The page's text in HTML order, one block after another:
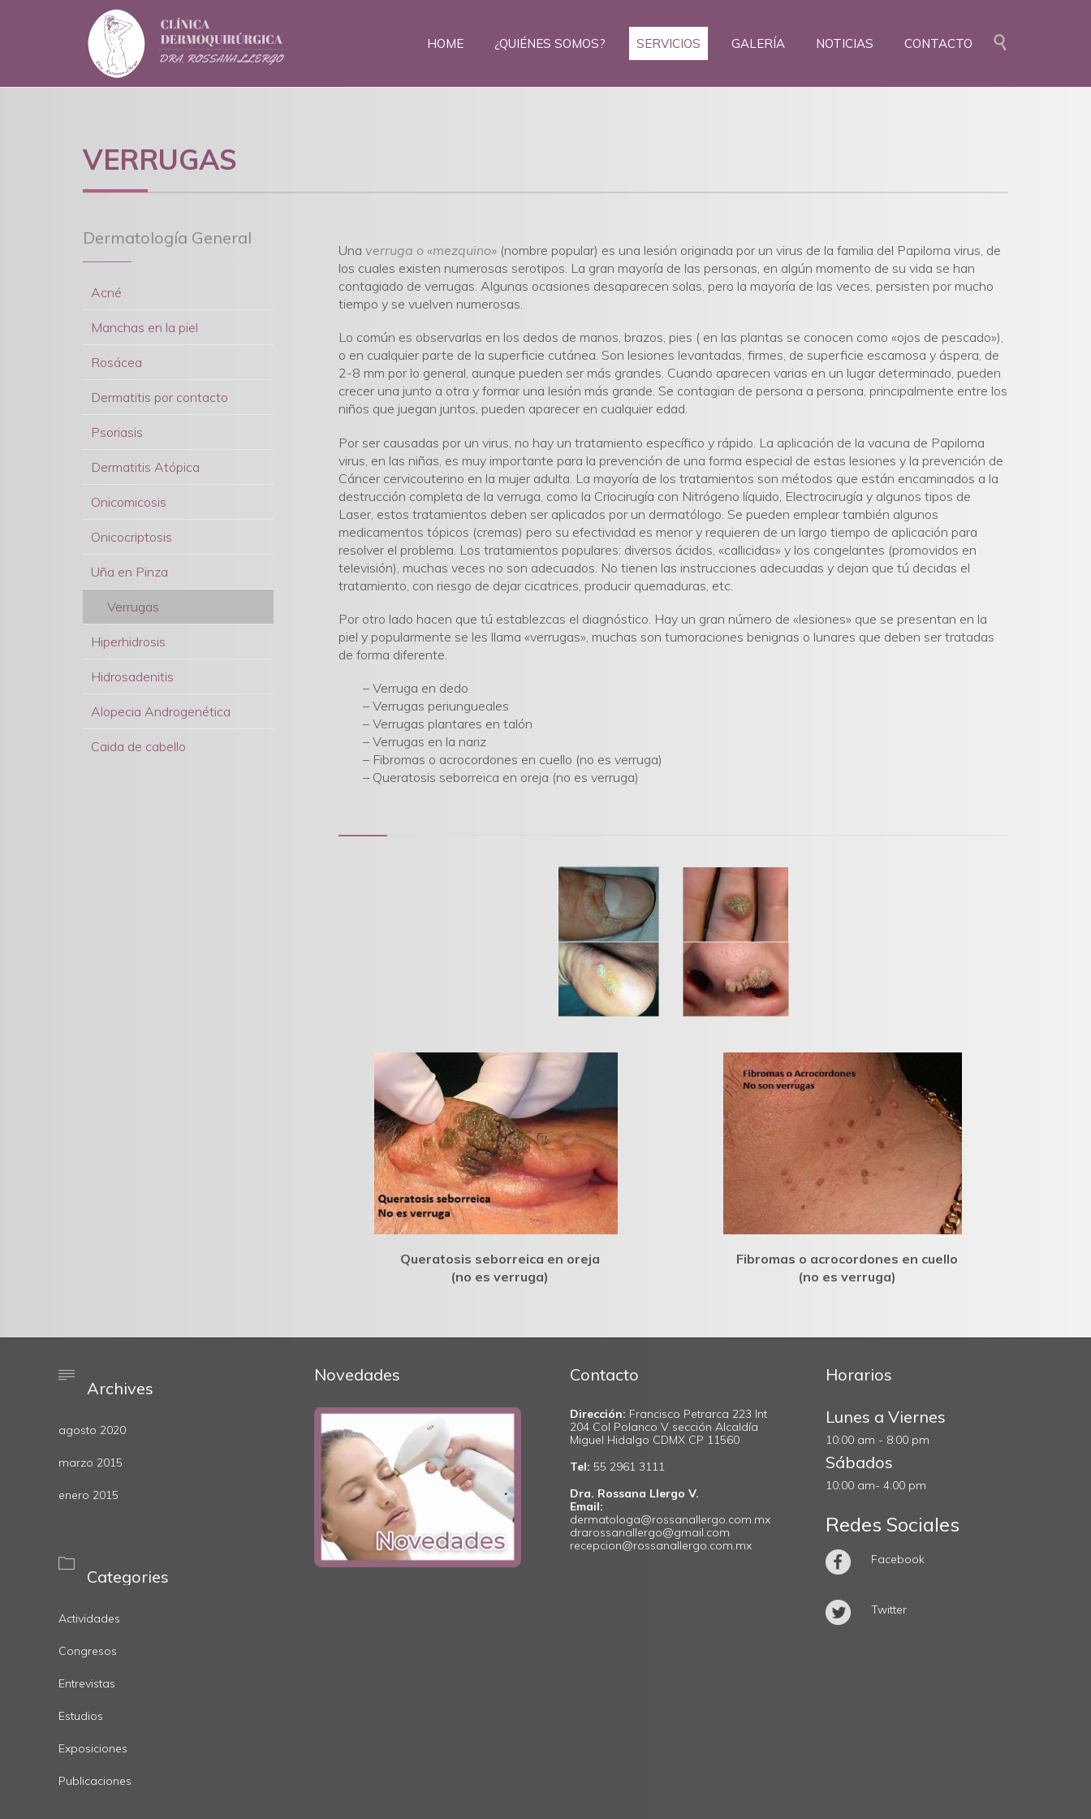
Skip
HOME ¿QUIÉNES SOMOS? SERVICIOS GALERÍA NOTICIAS CONTACTO 
VERRUGAS
Dermatología General
Acné
Manchas en la piel
Rosácea
Dermatitis por contacto
Psoriasis
Dermatitis Atópica
Onicomicosis
Onicocriptosis
Uña en Pinza
Verrugas
Hiperhidrosis
Hidrosadenitis
Alopecia Androgenética
Caida de cabello
Una verruga o «mezquino» (nombre popular) es una lesión originada por un virus de la familia del Papiloma virus, de
los cuales existen numerosas serotipos. La gran mayoría de las personas, en algún momento de su vida se han
contagiado de verrugas. Algunas ocasiones desaparecen solas, pero la mayoría de las veces, persisten por mucho
tiempo y se vuelven numerosas.
Lo común es observarlas en los dedos de manos, brazos, pies ( en las plantas se conocen como «ojos de pescado»),
o en cualquier parte de la superficie cutánea. Son lesiones levantadas, firmes, de superficie escamosa y áspera, de
2-8 mm por lo general, aunque pueden ser más grandes. Cuando aparecen varias en un lugar determinado, pueden
crecer una junto a otra y formar una lesión más grande. Se contagian de persona a persona, principalmente entre los
niños que juegan juntos, pueden aparecer en cualquier edad.
Por ser causadas por un virus, no hay un tratamiento específico y rápido. La aplicación de la vacuna de Papiloma
virus, en las niñas, es muy importante para la prevención de una forma especial de estas lesiones y la prevención de
Cáncer cervicouterino en la mujer adulta. La mayoría de los tratamientos son métodos que están encaminados a la
destrucción completa de la verruga, como la Criocirugía con Nitrógeno líquido, Electrocirugía y algunos tipos de
Laser, estos tratamientos deben ser aplicados por un dermatólogo. Se pueden emplear también algunos
medicamentos tópicos (cremas) pero su efectividad es menor y requieren de un largo tiempo de aplicación para
resolver el problema. Los tratamientos populares: diversos ácidos, «callicidas» y los congelantes (promovidos en
televisión), muchas veces no son adecuados. No tienen las instrucciones adecuadas y dejan que tú decidas el
tratamiento, con riesgo de dejar cicatrices, producir quemaduras, etc.
Por otro lado hacen que tú establezcas el diagnóstico. Hay un gran número de «lesiones» que se presentan en la
piel y popularmente se les llama «verrugas», muchas son tumoraciones benignas o lunares que deben ser tratadas
de forma diferente.
– Verruga en dedo
– Verrugas periungueales
– Verrugas plantares en talón
– Verrugas en la nariz
– Fibromas o acrocordones en cuello (no es verruga)
– Queratosis seborreica en oreja (no es verruga)
Queratosis seborreica en oreja
(no es verruga)
Fibromas o acrocordones en cuello
(no es verruga)

Archives
agosto 2020
marzo 2015
enero 2015

Categories
Actividades
Congresos
Entrevistas
Estudios
Exposiciones
Publicaciones
Novedades Contacto
Dirección: Francisco Petrarca 223 Int
204 Col Polanco V sección Alcaldía
Miguel Hidalgo CDMX CP 11560
Tel: 55 2961 3111
Dra. Rossana Llergo V.
Email:
dermatologa@rossanallergo.com.mx
drarossanallergo@gmail.com
recepcion@rossanallergo.com.mx
Horarios
Lunes a Viernes
10:00 am - 8:00 pm
Sábados
10:00 am- 4:00 pm
Redes Sociales
Facebook
Twitter